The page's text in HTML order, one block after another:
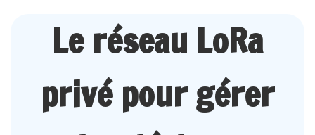
Le réseau LoRa
privé pour gérer